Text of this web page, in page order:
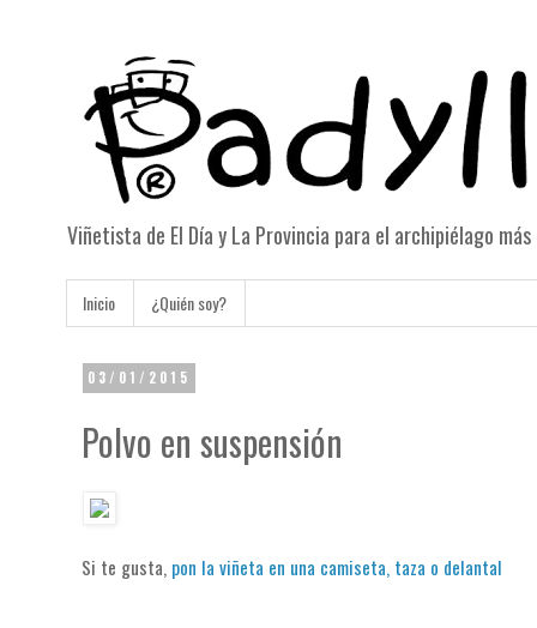
Viñetista de El Día y La Provincia para el archipiélago
Inicio ¿Quién soy?
03/01/2015
Polvo en suspensión
Si te gusta, pon la viñeta en una camiseta, taza o delantal